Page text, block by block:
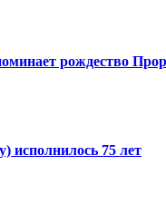
рождество
исполнилось 75 лет